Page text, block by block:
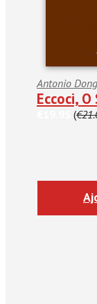
Antonio
Eccoci,
(